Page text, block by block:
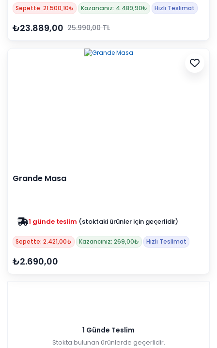
Sepette: 21.500,10₺ Kazancınız: 4.489,90₺ Hızlı Teslimat
₺23.889,00 25.990,00 TL
Grande Masa
1 günde teslim (stoktaki ürünler için geçerlidir)
Sepette: 2.421,00₺ Kazancınız: 269,00₺ Hızlı Teslimat
₺2.690,00
1 Günde Teslim
Stokta bulunan ürünlerde geçerlidir.